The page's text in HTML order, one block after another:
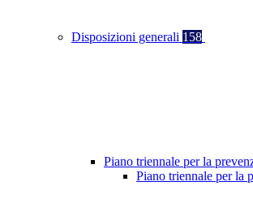
Disposizioni generali 158
Piano triennale per la
Piano triennale per la